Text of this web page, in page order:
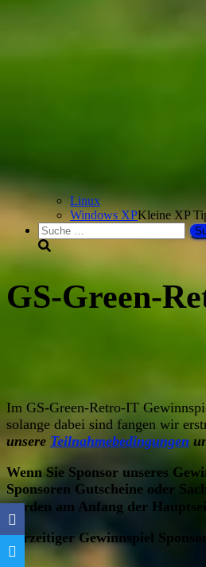
Linux
Windows XPKleine XP
Suche
nach:
GS-Green-
Im GS-Green-Retro-IT
solange dabei sind fangen wir
unsere Teilnahmebedingungen
Wenn Sie Sponsor unseres
Sponsoren Gutscheine oder
werden am Anfang der
Derzeitiger Gewinnspiel